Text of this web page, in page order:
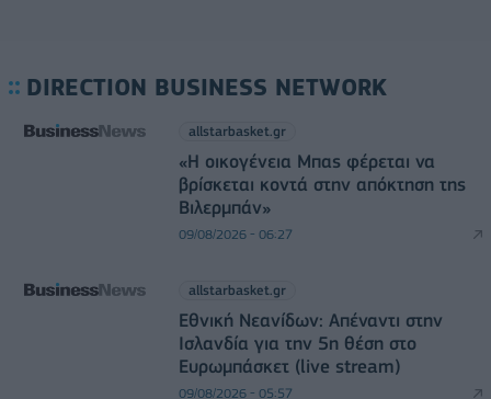
DIRECTION BUSINESS NETWORK
allstarbasket.gr
«Η οικογένεια Μπας φέρεται να
βρίσκεται κοντά στην απόκτηση της
Βιλερμπάν»
09/08/2026 - 06:27
allstarbasket.gr
Εθνική Νεανίδων: Απέναντι στην
Ισλανδία για την 5η θέση στο
Ευρωμπάσκετ (live stream)
09/08/2026 - 05:57